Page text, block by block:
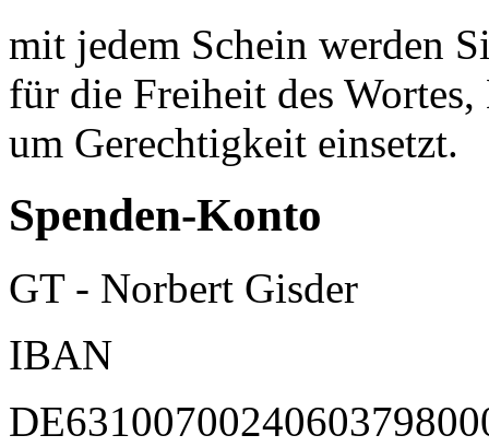
mit jedem Schein werden
für die Freiheit des
um Gerechtigkeit einsetzt.
Spenden-Konto
GT - Norbert Gisder
IBAN